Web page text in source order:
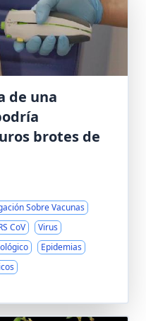
de una
brotes de
Sobre Vacunas
CoV
Virus
Epidemias